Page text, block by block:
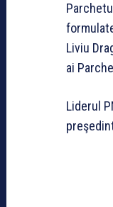
Liviu
ai
Liderul